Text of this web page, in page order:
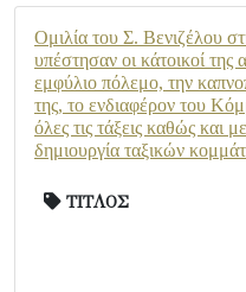
Ομιλία του Σ. Βενιζέλου
υπέστησαν οι κάτοικοί
εμφύλιο πόλεμο, την
της, το ενδιαφέρον του
όλες τις τάξεις καθώς και
δημιουργία ταξικών
ΤΙΤΛΟΣ